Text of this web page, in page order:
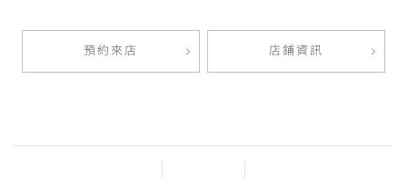
預約來店 店鋪資訊